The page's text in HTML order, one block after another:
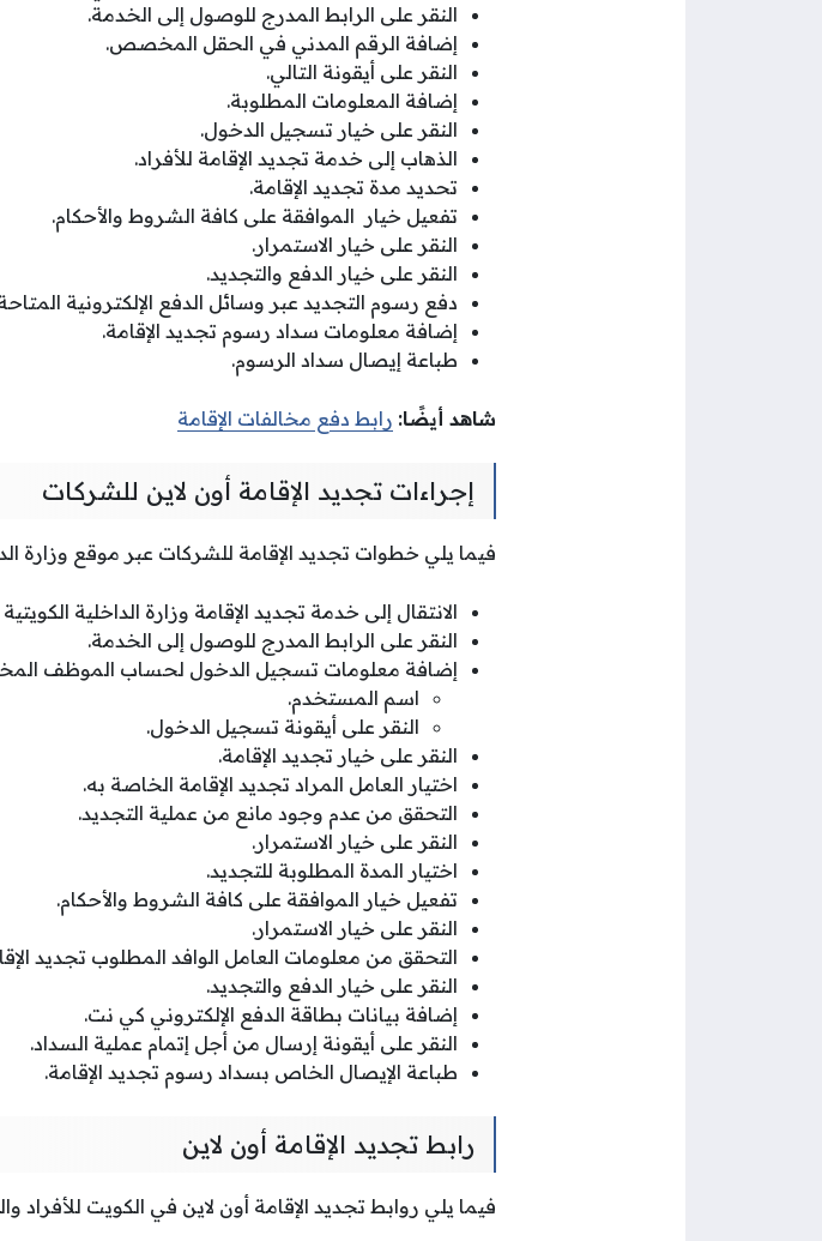
النقر على الرابط المدرج للوصول إلى الخدمة.
إضافة الرقم المدني في الحقل المخصص.
النقر على أيقونة التالي.
إضافة المعلومات المطلوبة.
النقر على خيار تسجيل الدخول.
الذهاب إلى خدمة تجديد الإقامة للأفراد.
تحديد مدة تجديد الإقامة.
تفعيل خيار الموافقة على كافة الشروط والأحكام.
النقر على خيار الاستمرار.
النقر على خيار الدفع والتجديد.
دفع رسوم التجديد عبر وسائل الدفع الإلكترونية
إضافة معلومات سداد رسوم تجديد الإقامة.
طباعة إيصال سداد الرسوم.
شاهد أيضًا: رابط دفع مخالفات الإقامة
إجراءات تجديد الإقامة أون لاين للشركات
فيما يلي خطوات تجديد الإقامة للشركات عبر موقع وزارة
الانتقال إلى خدمة تجديد الإقامة وزارة الداخلية
النقر على الرابط المدرج للوصول إلى الخدمة.
إضافة معلومات تسجيل الدخول لحساب الموظف المخول
اسم المستخدم.
النقر على أيقونة تسجيل الدخول.
النقر على خيار تجديد الإقامة.
اختيار العامل المراد تجديد الإقامة الخاصة به.
التحقق من عدم وجود مانع من عملية التجديد.
النقر على خيار الاستمرار.
اختيار المدة المطلوبة للتجديد.
تفعيل خيار الموافقة على كافة الشروط والأحكام.
النقر على خيار الاستمرار.
التحقق من معلومات العامل الوافد المطلوب تجديد
النقر على خيار الدفع والتجديد.
إضافة بيانات بطاقة الدفع الإلكتروني كي نت.
النقر على أيقونة إرسال من أجل إتمام عملية السداد.
طباعة الإيصال الخاص بسداد رسوم تجديد الإقامة.
رابط تجديد الإقامة أون لاين
فيما يلي روابط تجديد الإقامة أون لاين في الكويت للأفراد